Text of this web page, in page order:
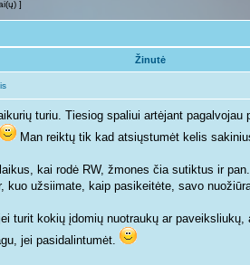
]
Žinutė
turiu. Tiesiog spaliui artėjant
Man reiktų tik kad atsiųstumėt kelis
kai rodė RW, žmones čia sutiktus ir pan.
kuo užsiimate, kaip pasikeitėte, savo
turit kokių įdomių nuotraukų ar
jei pasidalintumėt.